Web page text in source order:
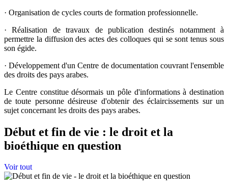
· Organisation de cycles courts de formation professionnelle.
· Réalisation de travaux de publication destinés notamment à
permettre la diffusion des actes des colloques qui se sont tenus sous
son égide.
· Développement d'un Centre de documentation couvrant l'ensemble
des droits des pays arabes.
Le Centre constitue désormais un pôle d'informations à destination
de toute personne désireuse d'obtenir des éclaircissements sur un
sujet concernant les droits des pays arabes.
Début et fin de vie : le droit et la
bioéthique en question
Voir tout